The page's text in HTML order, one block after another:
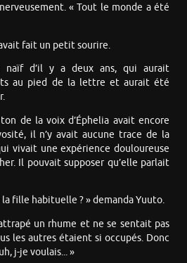
« Tout le monde a été
fait un petit sourire.
naïf d’il y a deux ans, qui aurait
au pied de la lettre et aurait été
de la voix d’Éphelia avait encore
il n’y avait aucune trace de la
vivait une expérience douloureuse
Il pouvait supposer qu’elle parlait
la fille habituelle ? » demanda Yuuto.
un rhume et ne se sentait pas
les autres étaient si occupés. Donc
j-je voulais... »